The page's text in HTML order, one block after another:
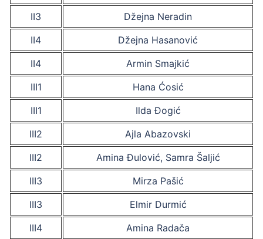
II3
Džejna Neradin
II4
Džejna Hasanović
II4
Armin Smajkić
III1
Hana Ćosić
III1
Ilda Đogić
III2
Ajla Abazovski
III2
Amina Đulović, Samra Šaljić
III3
Mirza Pašić
III3
Elmir Durmić
III4
Amina Radača